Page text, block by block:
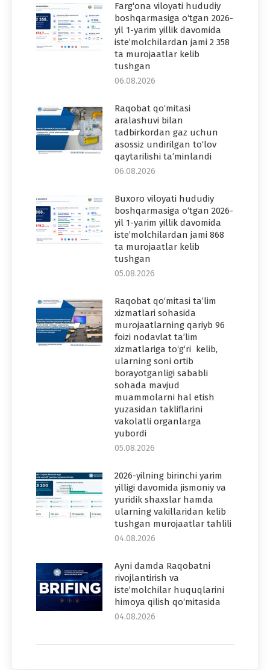
Farg‘ona viloyati hududiy
boshqarmasiga o‘tgan 2026-
yil 1-yarim yillik davomida
iste’molchilardan jami 2 358
ta murojaatlar kelib
tushgan
06.08.2026
Raqobat qo‘mitasi
aralashuvi bilan
tadbirkordan gaz uchun
asossiz undirilgan to‘lov
qaytarilishi ta’minlandi
06.08.2026
Buxoro viloyati hududiy
boshqarmasiga o‘tgan 2026-
yil 1-yarim yillik davomida
iste’molchilardan jami 868
ta murojaatlar kelib
tushgan
05.08.2026
Raqobat qo‘mitasi ta’lim
xizmatlari sohasida
murojaatlarning qariyb 96
foizi nodavlat ta’lim
xizmatlariga to‘g‘ri kelib,
ularning soni ortib
borayotganligi sababli
sohada mavjud
muammolarni hal etish
yuzasidan takliflarini
vakolatli organlarga
yubordi
05.08.2026
2026-yilning birinchi yarim
yilligi davomida jismoniy va
yuridik shaxslar hamda
ularning vakillaridan kelib
tushgan murojaatlar tahlili
04.08.2026
Ayni damda Raqobatni
rivojlantirish va
iste’molchilar huquqlarini
himoya qilish qo‘mitasida
04.08.2026